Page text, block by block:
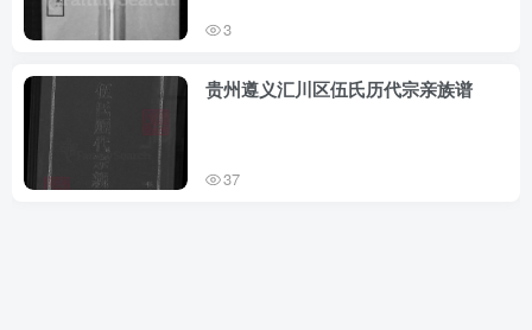
3
贵州遵义汇川区伍氏历代宗亲族谱
37